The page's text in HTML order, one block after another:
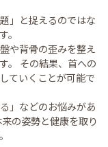
」と捉えるのではな
。
や背骨の歪みを整え
。 その結果、首への
ていくことが可能で
」などのお悩みがあ
の姿勢と健康を取り